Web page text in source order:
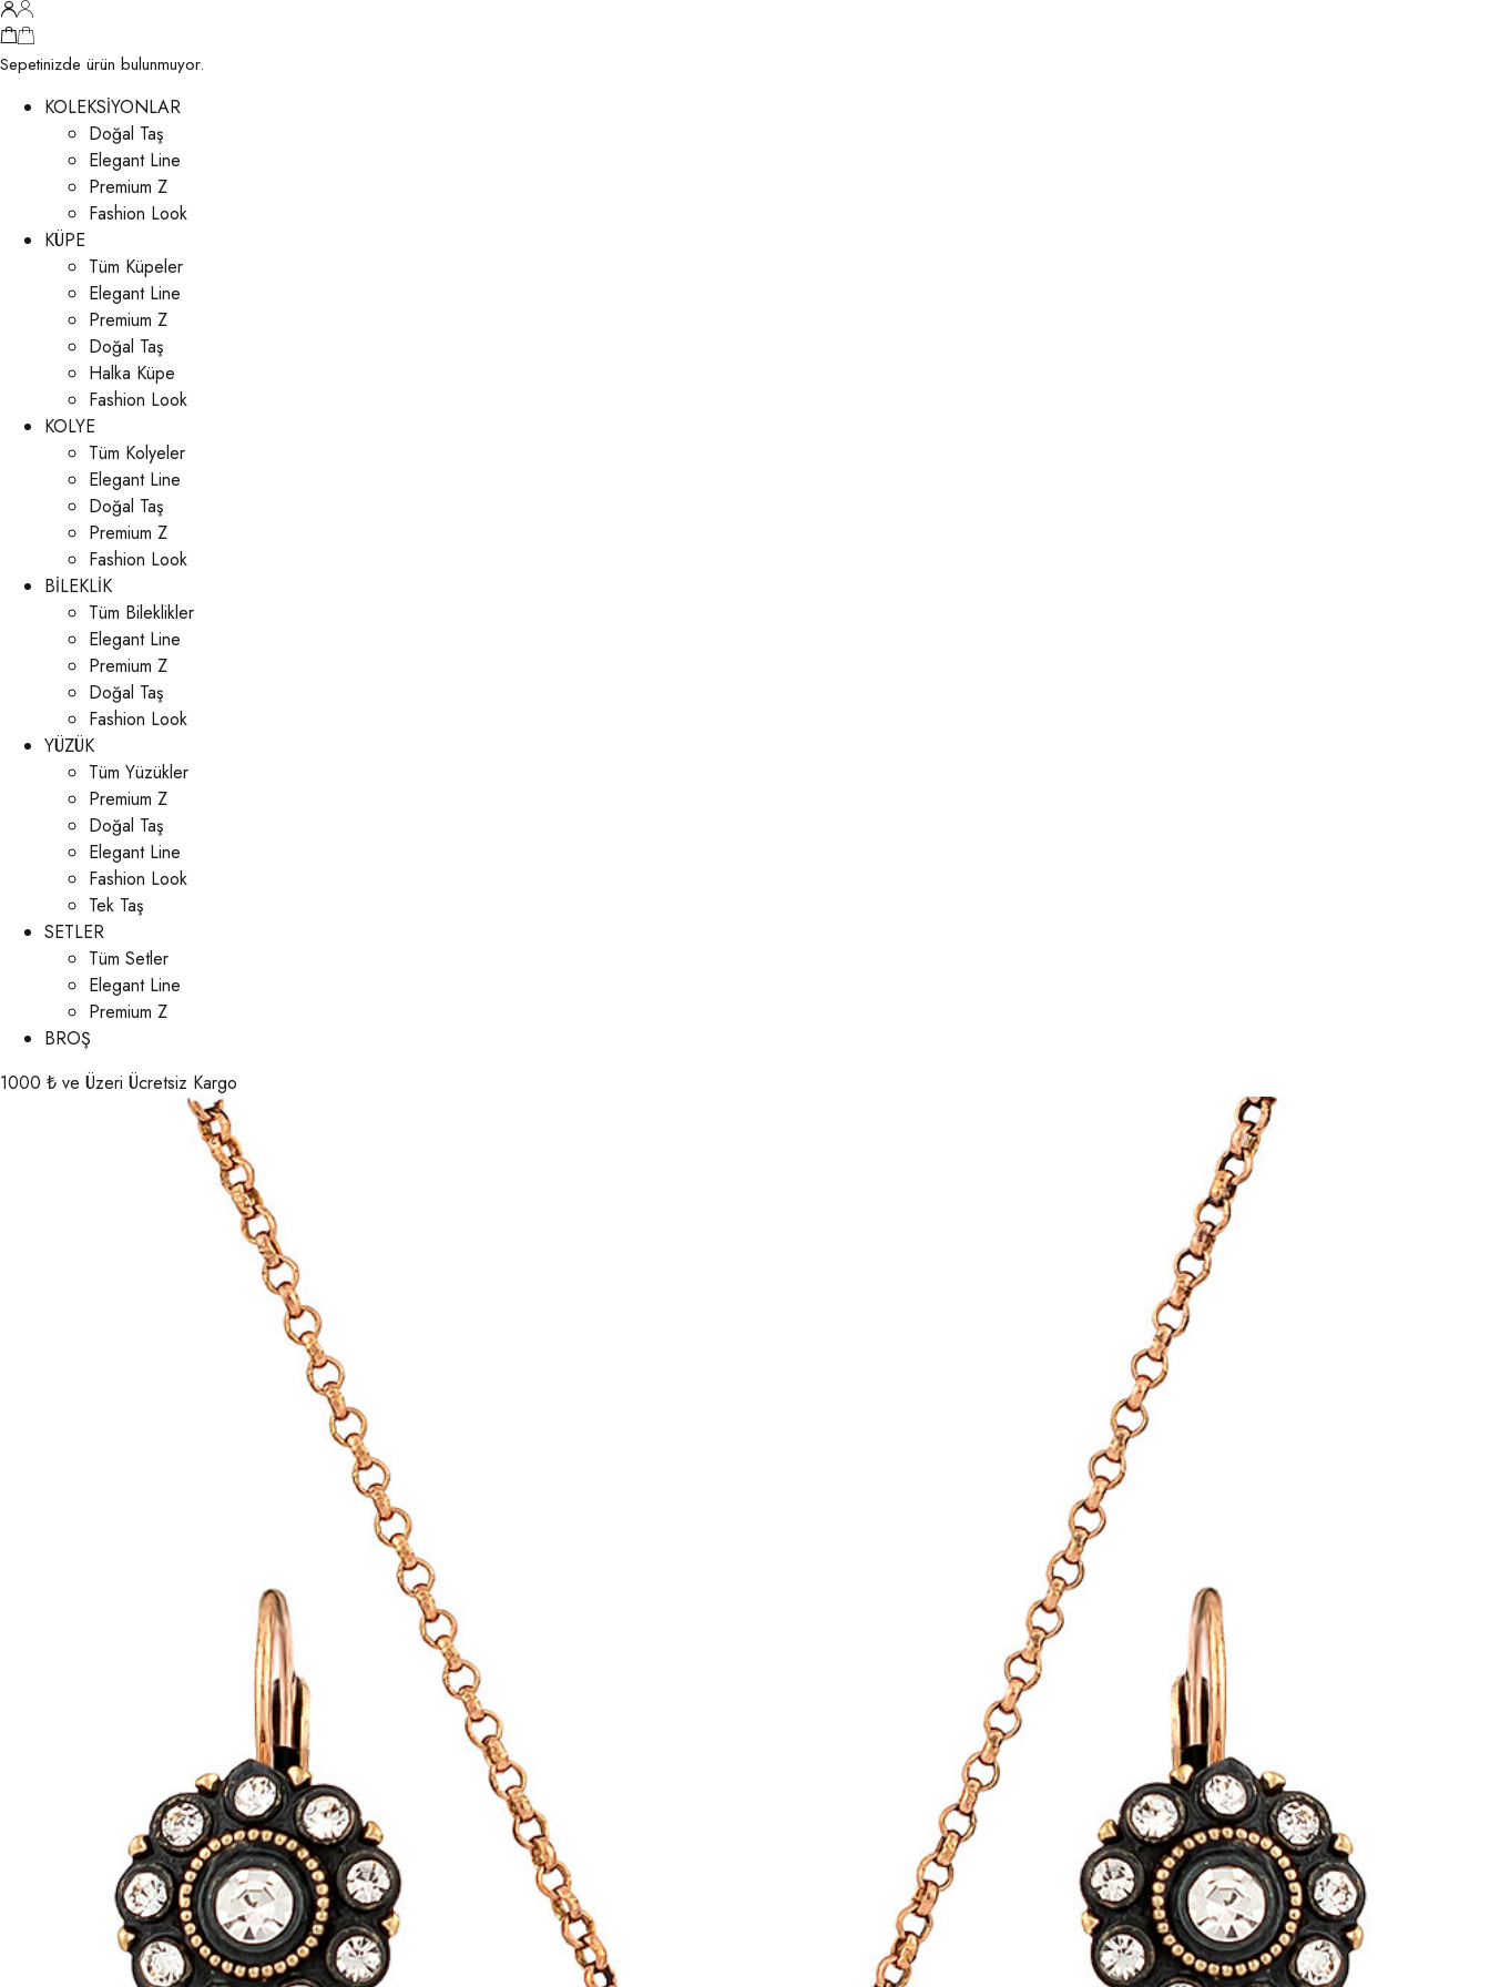
Sepetinizde ürün bulunmuyor.
KOLEKSİYONLAR
Doğal Taş
Elegant Line
Premium Z
Fashion Look
KÜPE
Tüm Küpeler
Elegant Line
Premium Z
Doğal Taş
Halka Küpe
Fashion Look
KOLYE
Tüm Kolyeler
Elegant Line
Doğal Taş
Premium Z
Fashion Look
BİLEKLİK
Tüm Bileklikler
Elegant Line
Premium Z
Doğal Taş
Fashion Look
YÜZÜK
Tüm Yüzükler
Premium Z
Doğal Taş
Elegant Line
Fashion Look
Tek Taş
SETLER
Tüm Setler
Elegant Line
Premium Z
BROŞ
1000 ₺ ve Üzeri Ücretsiz Kargo